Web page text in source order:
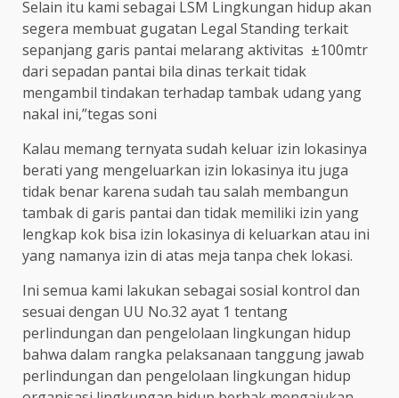
Selain itu kami sebagai LSM Lingkungan hidup akan
segera membuat gugatan Legal Standing terkait
sepanjang garis pantai melarang aktivitas ±100mtr
dari sepadan pantai bila dinas terkait tidak
mengambil tindakan terhadap tambak udang yang
nakal ini,”tegas soni
Kalau memang ternyata sudah keluar izin lokasinya
berati yang mengeluarkan izin lokasinya itu juga
tidak benar karena sudah tau salah membangun
tambak di garis pantai dan tidak memiliki izin yang
lengkap kok bisa izin lokasinya di keluarkan atau ini
yang namanya izin di atas meja tanpa chek lokasi.
Ini semua kami lakukan sebagai sosial kontrol dan
sesuai dengan UU No.32 ayat 1 tentang
perlindungan dan pengelolaan lingkungan hidup
bahwa dalam rangka pelaksanaan tanggung jawab
perlindungan dan pengelolaan lingkungan hidup